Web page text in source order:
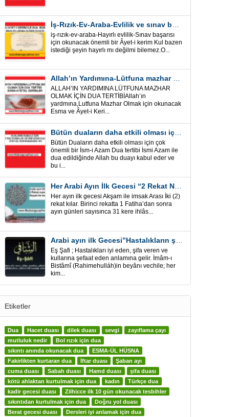
iş-rızık-ev-araba-Hayırlı evlilik-Sınav başarısı
için okunacak önemli bir Âyet-i kerim Kul bazen
istediği şeyin hayırlı mı değilmi bilemez.O...
ALLAH’IN YARDIMINA LÜTFUNA MAZHAR
OLMAK İÇİN DUA TERTİBİAllah’ın
yardmına,Lutfuna Mazhar Olmak için okunacak
Esma ve Âyet-i Keri...
Bütün duaların daha etkili olması için önemli bir İsm-i Azam Dua Tertibi
Bütün Duaların daha etkili olması için çok
önemli bir İsm-i Azam Dua tertibi İsmi Azam ile
dua edildiğinde Allah bu duayı kabul eder ve
bu i...
Her Arabi Ayın İlk Gecesi “2 Rekat Namaz” O Ay tüm belalardan kurtuluş
Her ayın ilk gecesi Akşam ile imsak Arası İki (2)
rekat kılar. Birinci rekatta 1 Fatiha’dan sonra
ayın günleri sayısınca 31 kere ihlâs...
Arabi ayın ilk Gecesi”Hastalıkların şifa için” Eş-Şafi
Eş Şafi ; Hastalıkları iyi eden, şifa veren ve
kullarına şefaat eden anlamına gelir. İmâm-ı
Bistâmî (Rahimehulláh)in beyânı vechile; her
kim...
Etiketler
Dua Hacet duası dilek duası sevgi
zayıflama çayı
mutluluk nedir
Bol rızık için dua
sıkıntı anında okunacak dua
ESMA-ÜL HÜSNA
Fakirlikten kurtaran dua
İftar duası
Şaban ayı
cuma duası
Sabah duası Hamd duası
şifa duası
kötü ahlaktan kurtulmak için dua
kadın
Türkçe dua
kadir gecesi duası
Zilhicce ilk 10 gün okunacak tesbihler
sıkıntıdan kurtulmak için dua
Doğru yol duası
Berat gecesi duası
Dersleri iyi anlamak için dua